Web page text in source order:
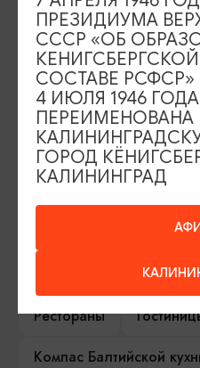
ИЩИТЕ ТАКЖЕ НА
Серебряное ожерелье
Туры и экскурсии
Гостевая
Гиды и экскурсоводы
Достопримечательности
Рестораны
Компас Балтийской
ПРЕЗИДИУМА
СССР «ОБ
СОСТАВЕ РСФСР»
4 ИЮЛЯ 1946
ПЕРЕИМЕНОВАНА
ГОРОД
КАЛИНИНГРАД